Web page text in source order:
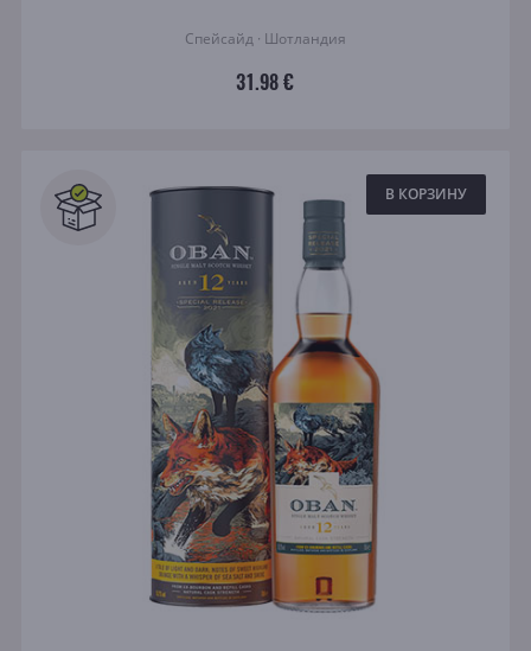
Спейсайд · Шотландия
31.98 €
В КОРЗИНУ